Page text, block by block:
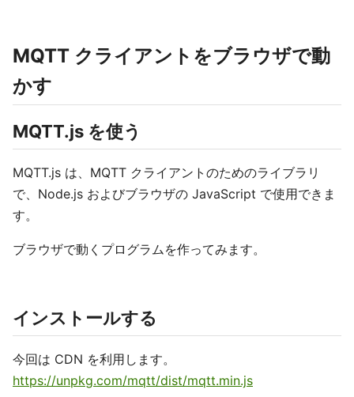
MQTT クライアントをブラウザで動
かす
MQTT.js を使う
MQTT.js は、MQTT クライアントのためのライブラリ
で、Node.js およびブラウザの JavaScript で使用できま
す。
ブラウザで動くプログラムを作ってみます。
インストールする
今回は CDN を利用します。
https://unpkg.com/mqtt/dist/mqtt.min.js